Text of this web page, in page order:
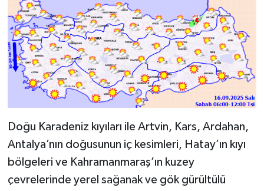
Doğu Karadeniz kıyıları ile Artvin, Kars, Ardahan,
Antalya’nın doğusunun iç kesimleri, Hatay’ın kıyı
bölgeleri ve Kahramanmaraş’ın kuzey
çevrelerinde yerel sağanak ve gök gürültülü